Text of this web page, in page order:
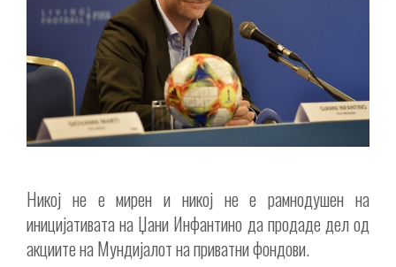
Никој не е мирен и никој не е рамнодушен на
иницијативата на Џани Инфантино да продаде дел од
акциите на Мундијалот на приватни фондови.